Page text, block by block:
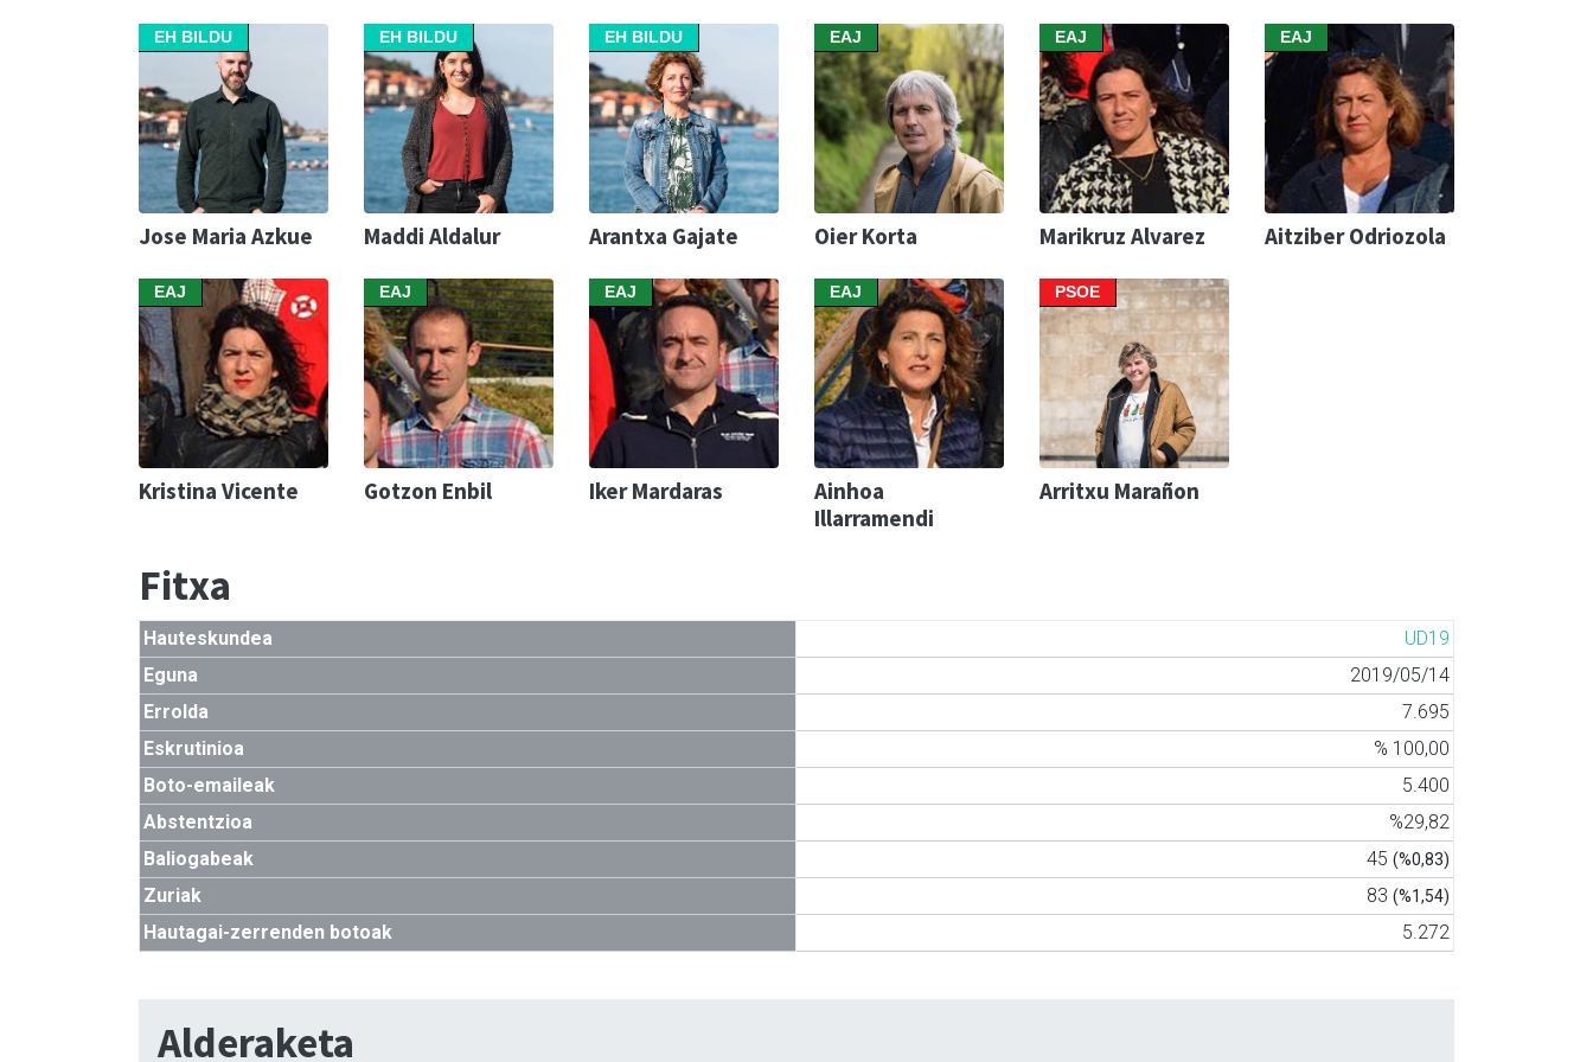
EH BILDU
Jose Maria Azkue
EH BILDU
Maddi Aldalur
EH BILDU
Arantxa Gajate
EAJ
Oier Korta
EAJ
Marikruz Alvarez
EAJ
Aitziber Odriozola
EAJ
Kristina Vicente
EAJ
Gotzon Enbil
EAJ
Iker Mardaras
EAJ
Ainhoa
Illarramendi
PSOE
Arritxu Marañon
Fitxa
Hauteskundea
UD19
Eguna
2019/05/14
Errolda
7.695
Eskrutinioa
% 100,00
Boto-emaileak
5.400
Abstentzioa
%29,82
Baliogabeak
45 (%0,83)
Zuriak 83 (%1,54)
Hautagai-zerrenden botoak 5.272
Alderaketa